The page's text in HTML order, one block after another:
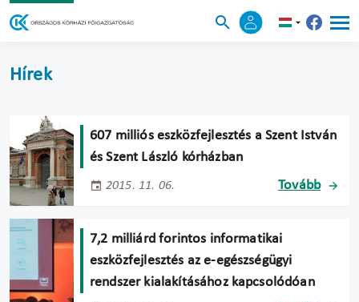
Hírek
607 milliós eszközfejlesztés a Szent István
és Szent László kórházban
2015. 11. 06. Tovább
7,2 milliárd forintos informatikai
eszközfejlesztés az e-egészségügyi
rendszer kialakításához kapcsolódóan